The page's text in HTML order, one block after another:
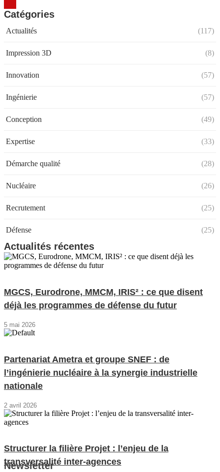
Catégories
Actualités (117)
Impression 3D (8)
Innovation (57)
Ingénierie (57)
Conception (49)
Expertise (33)
Démarche qualité (28)
Nucléaire (26)
Recrutement (25)
Défense (25)
Actualités récentes
MGCS, Eurodrone, MMCM, IRIS² : ce que disent
déjà les programmes de défense du futur
5 mai 2026
Partenariat Ametra et groupe SNEF : de
l’ingénierie nucléaire à la synergie industrielle
nationale
2 avril 2026
Structurer la filière Projet : l’enjeu de la
transversalité inter-agences
Newsletter